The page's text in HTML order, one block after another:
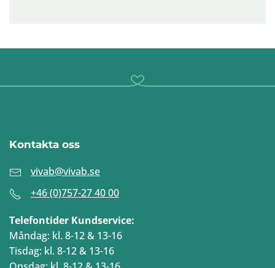
Kontakta oss
vivab@vivab.se
+46 (0)757-27 40 00
Telefontider Kundservice:
Måndag: kl. 8-12 & 13-16
Tisdag: kl. 8-12 & 13-16